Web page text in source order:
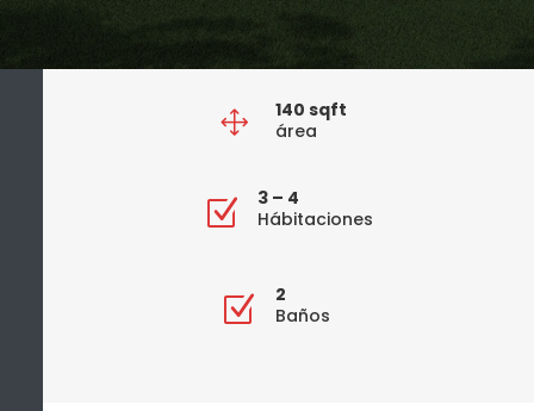
1
140 sqft
área
Z
3 – 4
Hábitaciones
Z
2
Baños